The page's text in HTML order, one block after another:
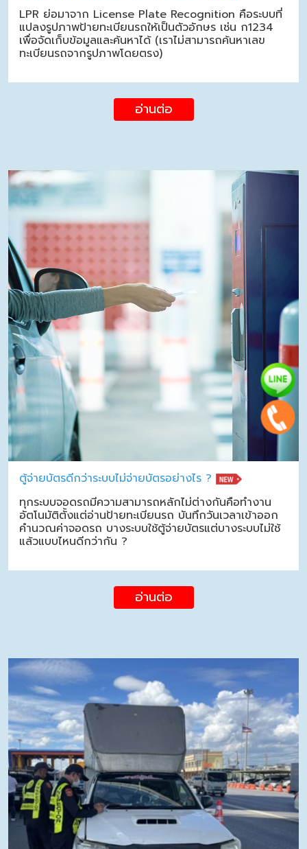
LPR ย่อมาจาก License Plate Recognition คือระบบที่
แปลงรูปภาพป้ายทะเบียนรถให้เป็นตัวอักษร เช่น ก1234
เพื่อจัดเก็บข้อมูลและค้นหาได้ (เราไม่สามารถค้นหาเลข
ทะเบียนรถจากรูปภาพโดยตรง)
อ่านต่อ
ตู้จ่ายบัตรดีกว่าระบบไม่จ่ายบัตรอย่างไร ?
ทุกระบบจอดรถมีความสามารถหลักไม่ต่างกันคือทำงาน
อัตโนมัติตั้งแต่อ่านป้ายทะเบียนรถ บันทึกวันเวลาเข้าออก
คำนวณค่าจอดรถ บางระบบใช้ตู้จ่ายบัตรแต่บางระบบไม่ใช้
แล้วแบบไหนดีกว่ากัน ?
อ่านต่อ